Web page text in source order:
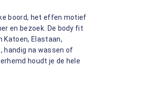
boord, het effen motief
en bezoek. De body fit
Katoen, Elastaan,
handig na wassen of
houdt je de hele